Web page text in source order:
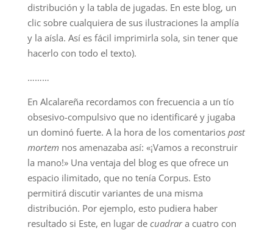
distribución y la tabla de jugadas. En este blog, un
clic sobre cualquiera de sus ilustraciones la amplía
y la aísla. Así es fácil imprimirla sola, sin tener que
hacerlo con todo el texto).
………
En Alcalareña recordamos con frecuencia a un tío
obsesivo-compulsivo que no identificaré y jugaba
un dominó fuerte. A la hora de los comentarios post
mortemnos amenazaba así: «¡Vamos a reconstruir
la mano!» Una ventaja del blog es que ofrece un
espacio ilimitado, que no tenía Corpus. Esto
permitirá discutir variantes de una misma
distribución. Por ejemplo, esto pudiera haber
resultado si Este, en lugar de cuadrara cuatro con